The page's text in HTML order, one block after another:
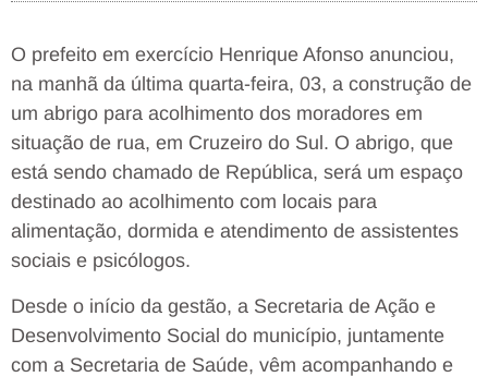
O prefeito em exercício Henrique Afonso anunciou,
na manhã da última quarta-feira, 03, a construção de
um abrigo para acolhimento dos moradores em
situação de rua, em Cruzeiro do Sul. O abrigo, que
está sendo chamado de República, será um espaço
destinado ao acolhimento com locais para
alimentação, dormida e atendimento de assistentes
sociais e psicólogos.
Desde o início da gestão, a Secretaria de Ação e
Desenvolvimento Social do município, juntamente
com a Secretaria de Saúde, vêm acompanhando e